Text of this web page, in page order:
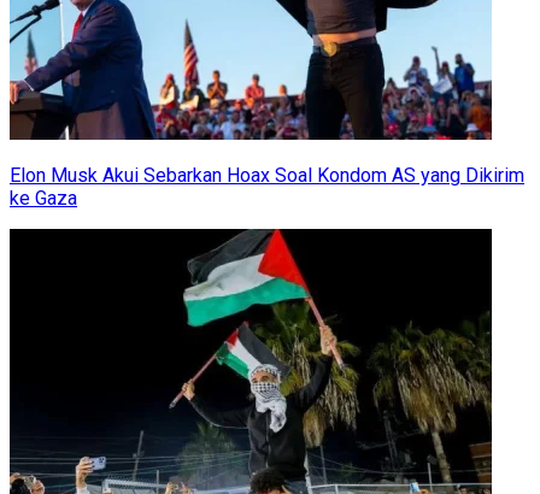
Elon Musk Akui Sebarkan Hoax Soal Kondom AS yang Dikirim
ke Gaza